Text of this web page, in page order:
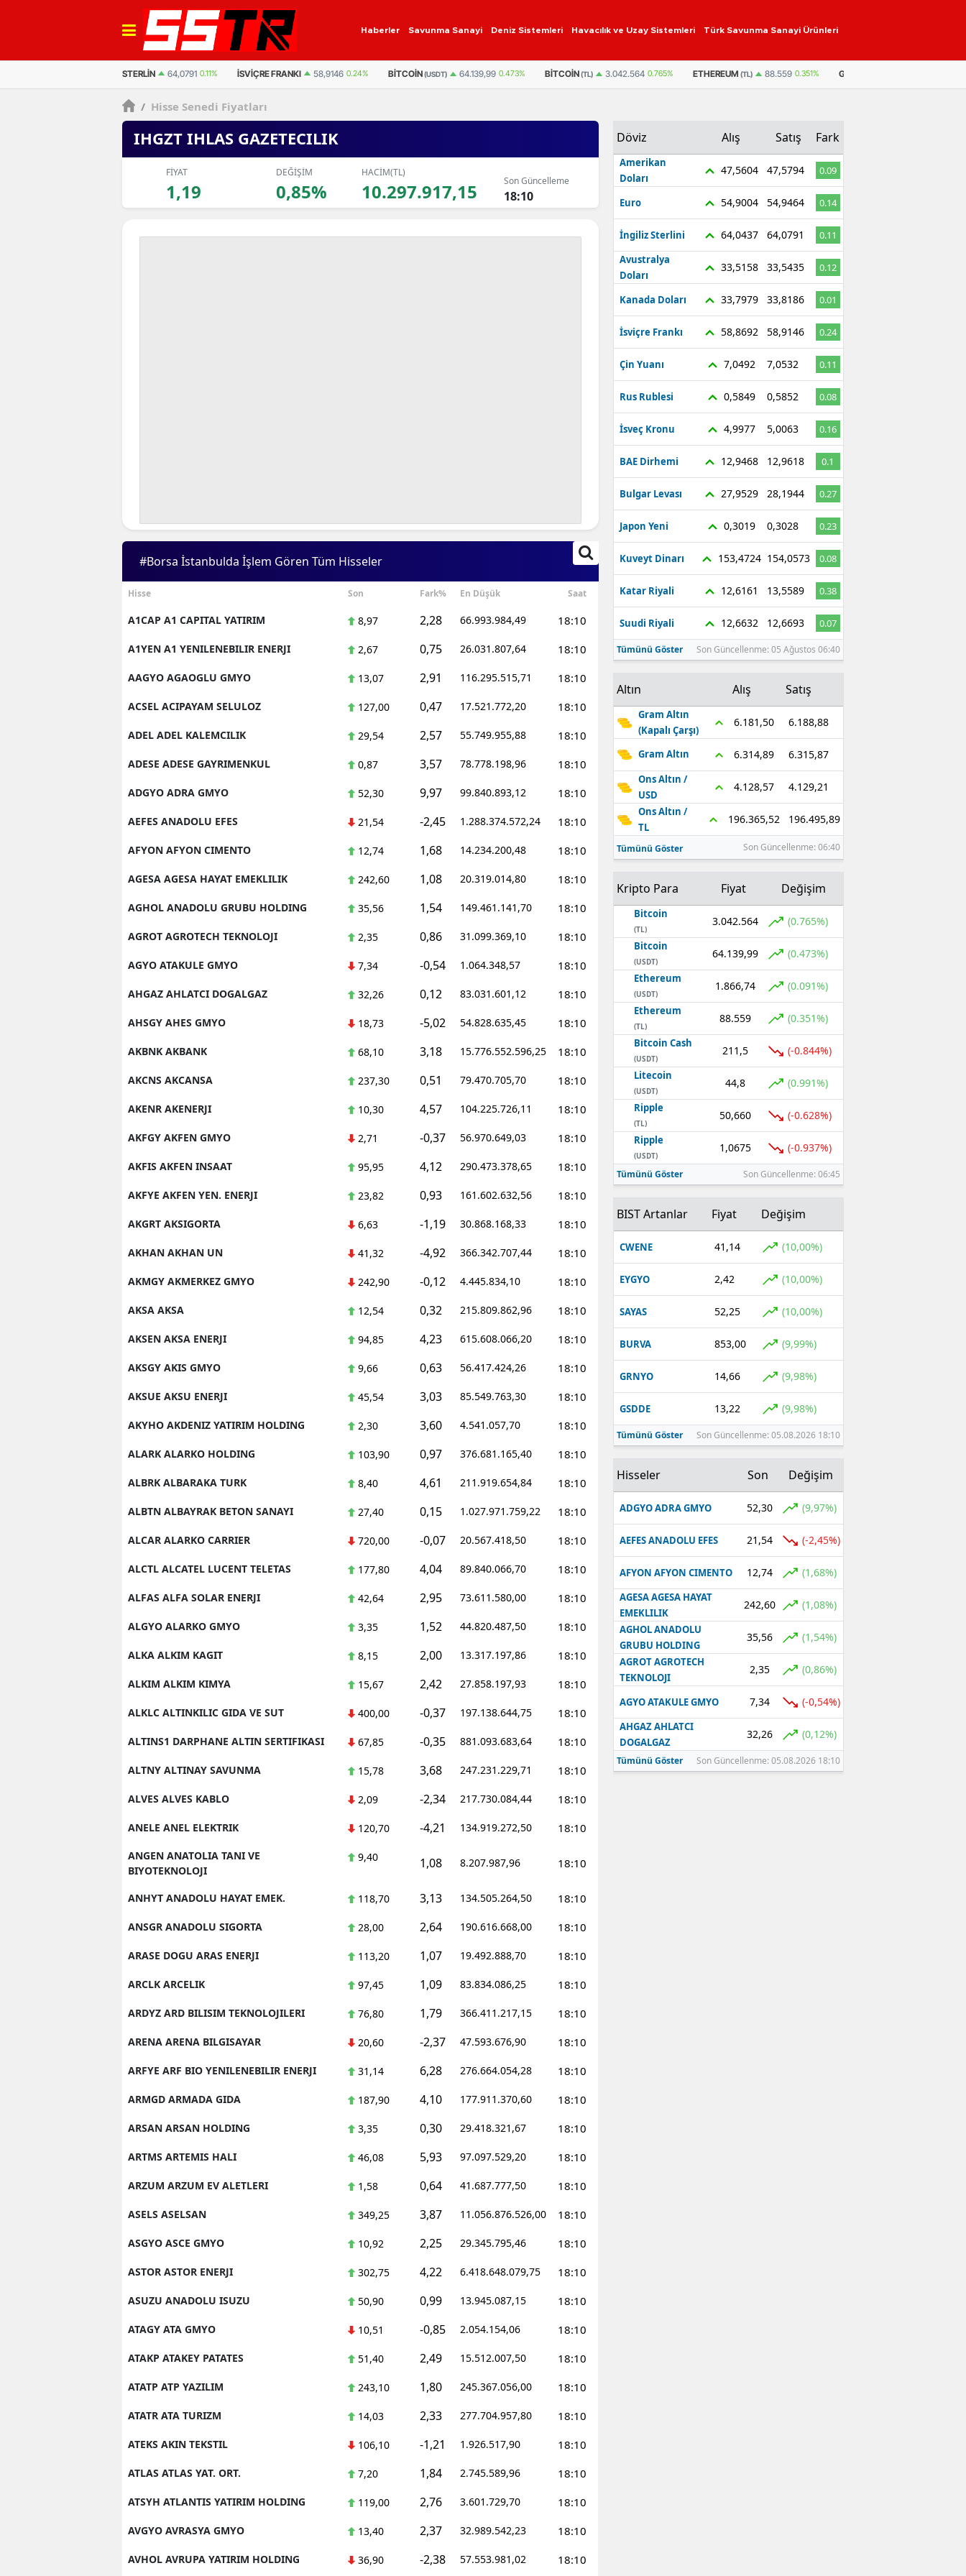
Haberler Savunma Sanayi Deniz Sistemleri Havacılık ve Uzay Sistemleri Türk Savunma Sanayi Ürünleri
STERLIN 64,0791 0.11% İSVIÇRE FRANKI 58,9146 0.24% BITCOIN(USDT) 64.139,99 0.473% BITCOIN(TL) 3.042.564 0.765% ETHEREUM (TL) 88.559 0.351% GRAM ALTIN
/ Hisse Senedi Fiyatları
IHGZT IHLAS GAZETECILIK
FİYAT
1,19
DEĞİŞİM
0,85%
HACİM(TL)
10.297.917,15 Son Güncelleme
18:10
#Borsa İstanbulda İşlem Gören Tüm Hisseler
Hisse Son Fark% En Düşük Saat
A1CAP A1 CAPITAL YATIRIM 8,97 2,28 66.993.984,49 18:10
A1YEN A1 YENILENEBILIR ENERJI 2,67 0,75 26.031.807,64 18:10
AAGYO AGAOGLU GMYO 13,07 2,91 116.295.515,71 18:10
ACSEL ACIPAYAM SELULOZ 127,00 0,47 17.521.772,20 18:10
ADEL ADEL KALEMCILIK 29,54 2,57 55.749.955,88 18:10
ADESE ADESE GAYRIMENKUL 0,87 3,57 78.778.198,96 18:10
ADGYO ADRA GMYO 52,30 9,97 99.840.893,12 18:10
AEFES ANADOLU EFES 21,54 -2,45 1.288.374.572,24 18:10
AFYON AFYON CIMENTO 12,74 1,68 14.234.200,48 18:10
AGESA AGESA HAYAT EMEKLILIK 242,60 1,08 20.319.014,80 18:10
AGHOL ANADOLU GRUBU HOLDING 35,56 1,54 149.461.141,70 18:10
AGROT AGROTECH TEKNOLOJI 2,35 0,86 31.099.369,10 18:10
AGYO ATAKULE GMYO 7,34 -0,54 1.064.348,57 18:10
AHGAZ AHLATCI DOGALGAZ 32,26 0,12 83.031.601,12 18:10
AHSGY AHES GMYO 18,73 -5,02 54.828.635,45 18:10
AKBNK AKBANK 68,10 3,18 15.776.552.596,25 18:10
AKCNS AKCANSA 237,30 0,51 79.470.705,70 18:10
AKENR AKENERJI 10,30 4,57 104.225.726,11 18:10
AKFGY AKFEN GMYO 2,71 -0,37 56.970.649,03 18:10
AKFIS AKFEN INSAAT 95,95 4,12 290.473.378,65 18:10
AKFYE AKFEN YEN. ENERJI 23,82 0,93 161.602.632,56 18:10
AKGRT AKSIGORTA 6,63 -1,19 30.868.168,33 18:10
AKHAN AKHAN UN 41,32 -4,92 366.342.707,44 18:10
AKMGY AKMERKEZ GMYO 242,90 -0,12 4.445.834,10 18:10
AKSA AKSA 12,54 0,32 215.809.862,96 18:10
AKSEN AKSA ENERJI 94,85 4,23 615.608.066,20 18:10
AKSGY AKIS GMYO 9,66 0,63 56.417.424,26 18:10
AKSUE AKSU ENERJI 45,54 3,03 85.549.763,30 18:10
AKYHO AKDENIZ YATIRIM HOLDING 2,30 3,60 4.541.057,70 18:10
ALARK ALARKO HOLDING 103,90 0,97 376.681.165,40 18:10
ALBRK ALBARAKA TURK 8,40 4,61 211.919.654,84 18:10
ALBTN ALBAYRAK BETON SANAYI 27,40 0,15 1.027.971.759,22 18:10
ALCAR ALARKO CARRIER 720,00 -0,07 20.567.418,50 18:10
ALCTL ALCATEL LUCENT TELETAS 177,80 4,04 89.840.066,70 18:10
ALFAS ALFA SOLAR ENERJI 42,64 2,95 73.611.580,00 18:10
ALGYO ALARKO GMYO 3,35 1,52 44.820.487,50 18:10
ALKA ALKIM KAGIT 8,15 2,00 13.317.197,86 18:10
ALKIM ALKIM KIMYA 15,67 2,42 27.858.197,93 18:10
ALKLC ALTINKILIC GIDA VE SUT 400,00 -0,37 197.138.644,75 18:10
ALTINS1 DARPHANE ALTIN SERTIFIKASI 67,85 -0,35 881.093.683,64 18:10
ALTNY ALTINAY SAVUNMA 15,78 3,68 247.231.229,71 18:10
ALVES ALVES KABLO 2,09 -2,34 217.730.084,44 18:10
ANELE ANEL ELEKTRIK 120,70 -4,21 134.919.272,50 18:10
ANGEN ANATOLIA TANI VE
BIYOTEKNOLOJI
9,40 1,08 8.207.987,96 18:10
ANHYT ANADOLU HAYAT EMEK. 118,70 3,13 134.505.264,50 18:10
ANSGR ANADOLU SIGORTA 28,00 2,64 190.616.668,00 18:10
ARASE DOGU ARAS ENERJI 113,20 1,07 19.492.888,70 18:10
ARCLK ARCELIK 97,45 1,09 83.834.086,25 18:10
ARDYZ ARD BILISIM TEKNOLOJILERI 76,80 1,79 366.411.217,15 18:10
ARENA ARENA BILGISAYAR 20,60 -2,37 47.593.676,90 18:10
ARFYE ARF BIO YENILENEBILIR ENERJI 31,14 6,28 276.664.054,28 18:10
ARMGD ARMADA GIDA 187,90 4,10 177.911.370,60 18:10
ARSAN ARSAN HOLDING 3,35 0,30 29.418.321,67 18:10
ARTMS ARTEMIS HALI 46,08 5,93 97.097.529,20 18:10
ARZUM ARZUM EV ALETLERI 1,58 0,64 41.687.777,50 18:10
ASELS ASELSAN 349,25 3,87 11.056.876.526,00 18:10
ASGYO ASCE GMYO 10,92 2,25 29.345.795,46 18:10
ASTOR ASTOR ENERJI 302,75 4,22 6.418.648.079,75 18:10
ASUZU ANADOLU ISUZU 50,90 0,99 13.945.087,15 18:10
ATAGY ATA GMYO 10,51 -0,85 2.054.154,06 18:10
ATAKP ATAKEY PATATES 51,40 2,49 15.512.007,50 18:10
ATATP ATP YAZILIM 243,10 1,80 245.367.056,00 18:10
ATATR ATA TURIZM 14,03 2,33 277.704.957,80 18:10
ATEKS AKIN TEKSTIL 106,10 -1,21 1.926.517,90 18:10
ATLAS ATLAS YAT. ORT. 7,20 1,84 2.745.589,96 18:10
ATSYH ATLANTIS YATIRIM HOLDING 119,00 2,76 3.601.729,70 18:10
AVGYO AVRASYA GMYO 13,40 2,37 32.989.542,23 18:10
AVHOL AVRUPA YATIRIM HOLDING 36,90 -2,38 57.553.981,02 18:10
Döviz Alış Satış Fark
Amerikan
Doları
47,5604 47,5794 0.09
Euro 54,9004 54,9464 0.14
İngiliz Sterlini 64,0437 64,0791
0.11
Avustralya
Doları
33,5158 33,5435 0.12
Kanada Doları 33,7979 33,8186 0.01
İsviçre Frankı 58,8692 58,9146 0.24
Çin Yuanı 7,0492 7,0532 0.11
Rus Rublesi 0,5849 0,5852 0.08
İsveç Kronu 4,9977 5,0063 0.16
BAE Dirhemi 12,9468 12,9618 0.1
Bulgar Levası 27,9529 28,1944 0.27
Japon Yeni 0,3019 0,3028 0.23
Kuveyt Dinarı 153,4724 154,0573 0.08
Katar Riyali 12,6161 13,5589 0.38
Suudi Riyali 12,6632 12,6693 0.07
Tümünü Göster Son Güncellenme: 05 Ağustos 06:40
Altın Alış Satış
Gram Altın
(Kapalı Çarşı)
6.181,50 6.188,88
Gram Altın 6.314,89 6.315,87
Ons Altın /
USD
4.128,57 4.129,21
Ons Altın /
TL
196.365,52 196.495,89
Tümünü Göster Son Güncellenme: 06:40
Kripto Para Fiyat Değişim
Bitcoin
(TL)
3.042.564 (0.765%)
Bitcoin
(USDT)
64.139,99 (0.473%)
Ethereum
(USDT)
1.866,74 (0.091%)
Ethereum
(TL)
88.559 (0.351%)
Bitcoin Cash
(USDT)
211,5 (-0.844%)
Litecoin
(USDT)
44,8 (0.991%)
Ripple
(TL)
50,660 (-0.628%)
Ripple
(USDT)
1,0675 (-0.937%)
Tümünü Göster Son Güncellenme: 06:45
BIST Artanlar Fiyat Değişim
CWENE 41,14 (10,00%)
EYGYO 2,42 (10,00%)
SAYAS 52,25 (10,00%)
BURVA 853,00 (9,99%)
GRNYO 14,66 (9,98%)
GSDDE 13,22 (9,98%)
Tümünü Göster Son Güncellenme: 05.08.2026 18:10
Hisseler Son Değişim
ADGYO ADRA GMYO 52,30 (9,97%)
AEFES ANADOLU EFES 21,54 (-2,45%)
AFYON AFYON CIMENTO 12,74 (1,68%)
AGESA AGESA HAYAT
EMEKLILIK
242,60 (1,08%)
AGHOL ANADOLU
GRUBU HOLDING
35,56 (1,54%)
AGROT AGROTECH
TEKNOLOJI
2,35 (0,86%)
AGYO ATAKULE GMYO 7,34 (-0,54%)
AHGAZ AHLATCI
DOGALGAZ
32,26 (0,12%)
Tümünü Göster Son Güncellenme: 05.08.2026 18:10